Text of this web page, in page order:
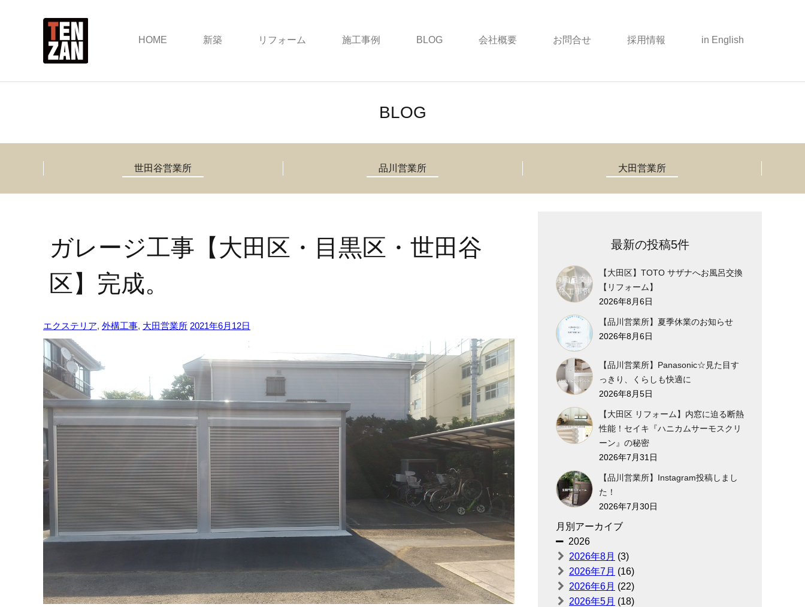
HOME 新築 リフォーム 施工事例 BLOG 会社概要 お問合せ 採用情報 in English
BLOG
世田谷営業所 品川営業所 大田営業所
ガレージ工事【大田区・目黒区・世田谷
区】完成。
エクステリア, 外構工事, 大田営業所 2021年6月12日
最新の投稿5件
【大田区】TOTO サザナへお風呂交換
【リフォーム】
2026年8月6日
【品川営業所】夏季休業のお知らせ
2026年8月6日
【品川営業所】Panasonic☆見た目す
っきり、くらしも快適に
2026年8月5日
【大田区 リフォーム】内窓に迫る断熱
性能！セイキ『ハニカムサーモスクリ
ーン』の秘密
2026年7月31日
【品川営業所】Instagram投稿しまし
た！
2026年7月30日
月別アーカイブ
2026
2026年8月 (3)
2026年7月 (16)
2026年6月 (22)
2026年5月 (18)